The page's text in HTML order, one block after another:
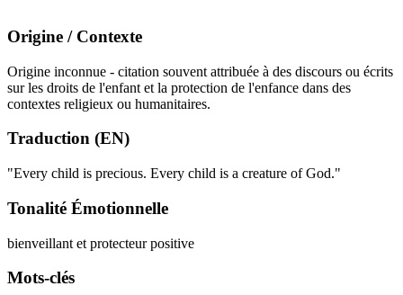
Origine / Contexte
Origine inconnue - citation souvent attribuée à des discours ou écrits
sur les droits de l'enfant et la protection de l'enfance dans des
contextes religieux ou humanitaires.
Traduction (EN)
"Every child is precious. Every child is a creature of God."
Tonalité Émotionnelle
bienveillant et protecteurpositive
Mots-clés